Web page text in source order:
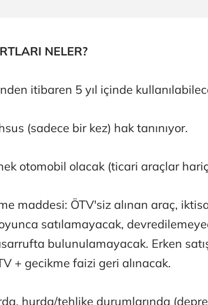
NELER?
itibaren 5 yıl içinde
(sadece bir kez) hak tanınıyor.
otomobil olacak (ticari araçlar
maddesi: ÖTV'siz alınan araç,
satılamayacak,
bulunulamayacak. Erken
+ gecikme faizi geri alınacak.
hurda/tehlike durumlarında